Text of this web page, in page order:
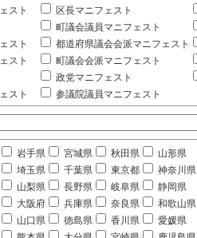
スト
区長マニフェスト
町議会議員マニフェスト
スト
都道府県議会会派マニフェスト
スト
町議会会派マニフェスト
政党マニフェスト
スト
参議院議員マニフェスト
岩手県 宮城県 秋田県 山形県
埼玉県 千葉県 東京都 神奈川県
山梨県 長野県 岐阜県 静岡県
大阪府 兵庫県 奈良県 和歌山県
山口県 徳島県 香川県 愛媛県